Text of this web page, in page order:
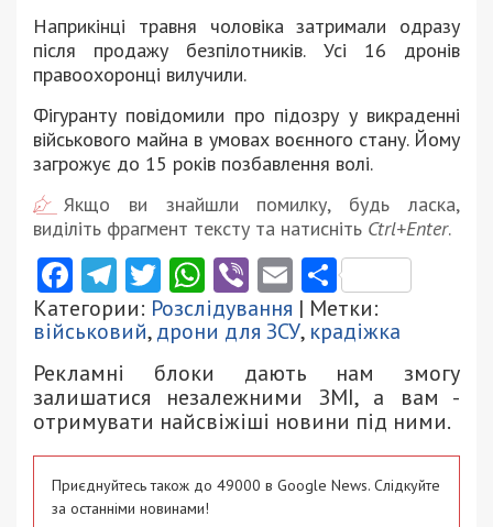
Наприкінці травня чоловіка затримали одразу
після продажу безпілотників. Усі 16 дронів
правоохоронці вилучили.
Фігуранту повідомили про підозру у викраденні
військового майна в умовах воєнного стану. Йому
загрожує до 15 років позбавлення волі.
Якщо ви знайшли помилку, будь ласка,
виділіть фрагмент тексту та натисніть Ctrl+Enter.
Facebook
Telegram
Twitter
WhatsApp
ViberEmail
Категории: Розслідування | Метки:
військовий,дрони для ЗСУ, крадіжка
Рекламні блоки дають нам змогу
залишатися незалежними ЗМІ, а вам -
отримувати найсвіжіші новини під ними.
Приєднуйтесь також до 49000 в Google News. Слідкуйте
за останніми новинами!